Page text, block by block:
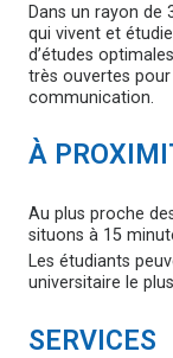
Dans un rayon de
qui vivent et
d’études
très ouvertes
communication.
À
Au plus proche
situons à 15
Les étudiants
universitaire le
SERVICES